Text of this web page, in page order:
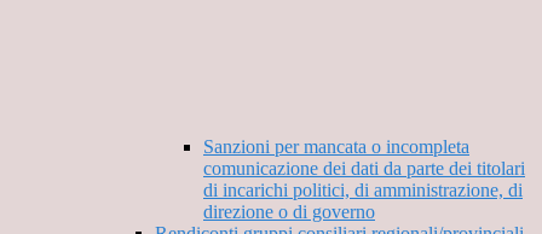
Sanzioni per mancata o incompleta
comunicazione dei dati da parte dei titolari
di incarichi politici, di amministrazione, di
direzione o di governo